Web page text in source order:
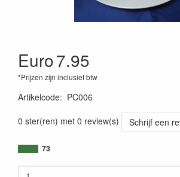
Euro7.95
*Prijzen zijn inclusief btw
Artikelcode: PC006
0 ster(ren) met 0 review(s)
Schrijf een
73